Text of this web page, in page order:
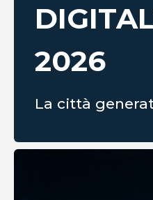
DIGITAL
2026
La città